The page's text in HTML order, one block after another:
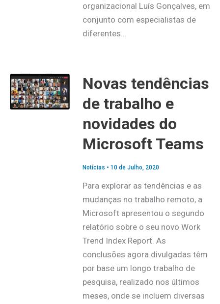
organizacional Luís Gonçalves, em
conjunto com especialistas de
diferentes…
Novas tendências
de trabalho e
novidades do
Microsoft Teams
Notícias • 10 de Julho, 2020
Para explorar as tendências e as
mudanças no trabalho remoto, a
Microsoft apresentou o segundo
relatório sobre o seu novo Work
Trend Index Report. As
conclusões agora divulgadas têm
por base um longo trabalho de
pesquisa, realizado nos últimos
meses, onde se incluem diversas